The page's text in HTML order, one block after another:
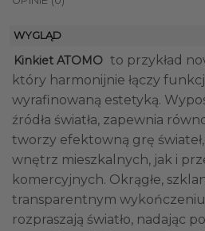
WYGLĄD
Kinkiet ATOMO to przykład
który harmonijnie łączy
wyrafinowaną estetyką.
źródła światła, zapewnia
tworzy efektowną grę
wnętrz mieszkalnych, jak i
komercyjnych. Okrągłe,
transparentnym
rozpraszają światło, nadając